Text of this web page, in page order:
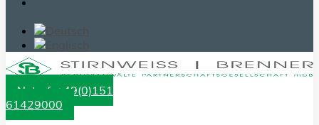
Notruf: +49(0)151
61429000